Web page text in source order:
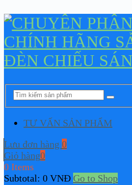
TƯ VẤN SẢN PHẨM
Lưu đơn hàng 0
Giỏ hàng0
0 Items
Subtotal: 0 VNĐ Go to Shop